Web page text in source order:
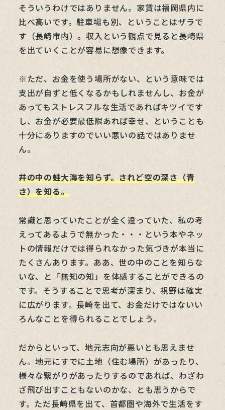
そういうわけではありません。家賃は福岡県内に
比べ高いです。駐車場も別、ということはザラで
す（長崎市内）。収入という観点で見ると長崎県
を出ていくことが容易に想像できます。
※ただ、お金を使う場所がない、という意味では
支出が自ずと低くなるかもしれませんし、お金が
あってもストレスフルな生活であればキツイです
し、お金が必要最低限あれば幸せ、ということも
十分にありますのでいい悪いの話ではありませ
ん。
井の中の蛙大海を知らず。されど空の深さ（青
さ）を知る。
常識と思っていたことが全く違っていた、私の考
えってあるようで無かった・・・という本やネッ
トの情報だけでは得られなかった気づきが本当に
たくさんあります。ああ、世の中のことを知らな
いな、と「無知の知」を体感することができるの
です。そうすることで思考が深まり、視野は確実
に広がります。長崎を出て、お金だけではないい
ろんなことを得られることでしょう。
だからといって、地元志向が悪いとも思えませ
ん。地元にすでに土地（住む場所）があったり、
様々な繋がりがあったりするのであれば、わざわ
ざ飛び出すこともないのかな、とも思うからで
す。ただ長崎県を出て、首都圏や海外で生活をす